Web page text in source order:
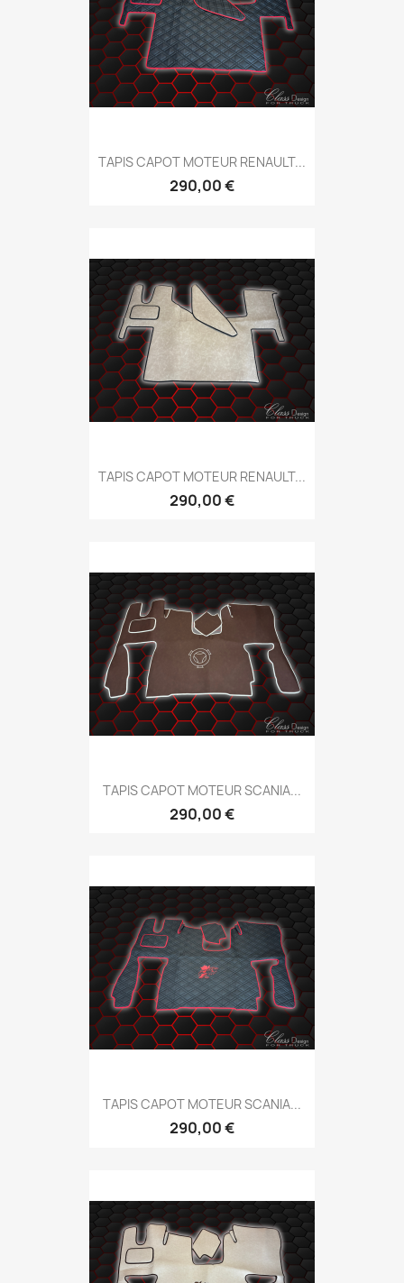
TAPIS CAPOT MOTEUR RENAULT...
290,00 €
TAPIS CAPOT MOTEUR RENAULT...
290,00 €
TAPIS CAPOT MOTEUR SCANIA...
290,00 €
TAPIS CAPOT MOTEUR SCANIA...
290,00 €